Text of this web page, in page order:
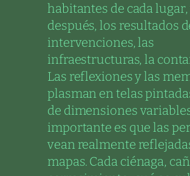
habitantes de cada lugar,
después, los resultados
intervenciones, las
infraestructuras, la
Las reflexiones y las
plasman en telas
de dimensiones
importante es que las
vean realmente
mapas. Cada ciénaga,